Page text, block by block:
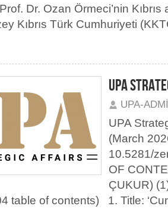
Dr. Ozan Örmeci’nin Kıbrıs
Kıbrıs Türk Cumhuriyeti
UPA
UPA-
UPA
(March
10.5281/
OF
ÇUKUR)
table of contents) 1. Title: